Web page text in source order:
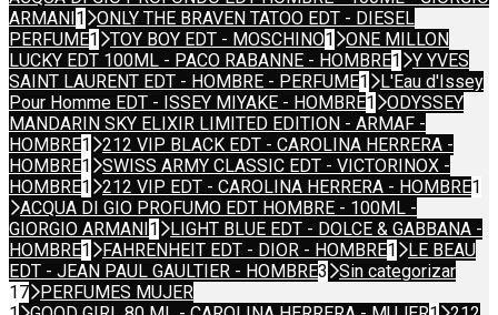
ARMANI 1
ONLY THE BRAVEN TATOO EDT - DIESEL
PERFUME1 TOY BOY EDT - MOSCHINO1
ONE MILLON
LUCKY EDT 100ML - PACO RABANNE - HOMBRE1
Y YVES
SAINT LAURENT EDT - HOMBRE - PERFUME1
L'Eau d'Issey
Pour Homme EDT - ISSEY MIYAKE - HOMBRE1
ODYSSEY
MANDARIN SKY ELIXIR LIMITED EDITION - ARMAF -
HOMBRE1
212 VIP BLACK EDT - CAROLINA HERRERA -
HOMBRE1
SWISS ARMY CLASSIC EDT - VICTORINOX -
HOMBRE1 212 VIP EDT - CAROLINA HERRERA - HOMBRE1
ACQUA DI GIO PROFUMO EDT HOMBRE - 100ML -
GIORGIO ARMANI 1
LIGHT BLUE EDT - DOLCE & GABBANA -
HOMBRE1 FAHRENHEIT EDT - DIOR - HOMBRE1
LE BEAU
EDT - JEAN PAUL GAULTIER - HOMBRE3
Sin categorizar
17
PERFUMES MUJER